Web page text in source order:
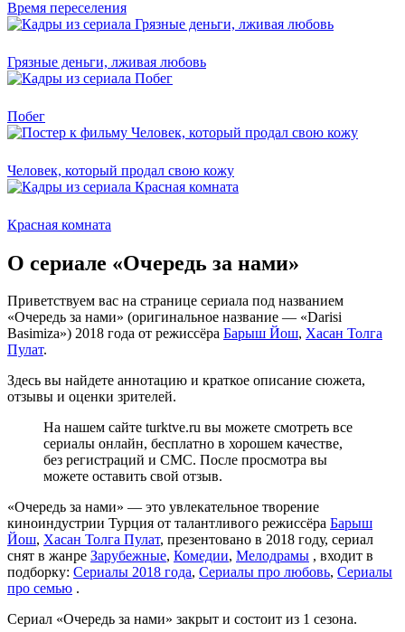
Время переселения
Грязные деньги, лживая любовь
Побег
Человек, который продал свою кожу
Красная комната
О сериале «Очередь за нами»
Приветствуем вас на странице сериала под названием
«Очередь за нами» (оригинальное название — «Darisi
Basimiza») 2018 года от режиссёра Барыш Йош, Хасан Толга
Пулат.
Здесь вы найдете аннотацию и краткое описание сюжета,
отзывы и оценки зрителей.
На нашем сайте turktve.ru вы можете смотреть все
сериалы онлайн, бесплатно в хорошем качестве,
без регистраций и СМС. После просмотра вы
можете оставить свой отзыв.
«Очередь за нами» — это увлекательное творение
киноиндустрии Турция от талантливого режиссёра Барыш
Йош, Хасан Толга Пулат, презентовано в 2018 году, сериал
снят в жанре Зарубежные, Комедии, Мелодрамы , входит в
подборку: Сериалы 2018 года, Сериалы про любовь, Сериалы
про семью .
Сериал «Очередь за нами» закрыт и состоит из 1 сезона.